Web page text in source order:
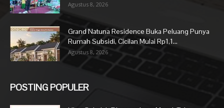
Agustus 8, 2026
Grand Natuna Residence Buka Peluang Punya
Rumah Subsidi, Cicilan Mulai Rp1,1...
Agustus 8, 2026
POSTING POPULER